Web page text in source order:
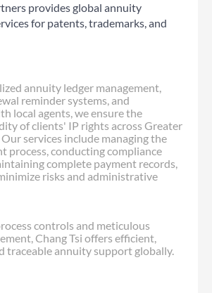
provides global annuity
for patents, trademarks, and
annuity ledger management,
reminder systems, and
local agents, we ensure the
of clients' IP rights across Greater
services include managing the
process, conducting compliance
complete payment records,
risks and administrative
controls and meticulous
Chang Tsi offers efficient,
traceable annuity support globally.